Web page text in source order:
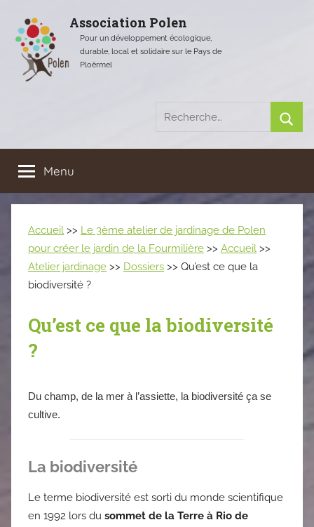
contenu
Association Polen
Pour un développement écologique,
durable, local et solidaire sur le Pays de
Ploërmel
Recherche
:
Menu
Accueil >> Le 3ème atelier de jardinage de Polen
pour créer le jardin de la Fourmilière >> Accueil >>
Atelier jardinage >> Dossiers >> Qu’est ce que la
biodiversité ?
Qu’est ce que la biodiversité
?
Du champ, de la mer à l’assiette, la biodiversité ça se
cultive.
La biodiversité
Le terme biodiversité est sorti du monde scientifique
en 1992 lors du sommet de la Terre à Rio de